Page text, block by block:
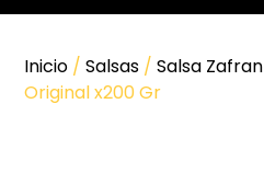
Inicio /Salsas /Salsa Zafran
Original x200 Gr